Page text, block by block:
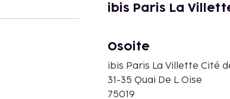
ibis Paris La
Osoite
ibis Paris La Villette Cité
31-35 Quai De L Oise
75019